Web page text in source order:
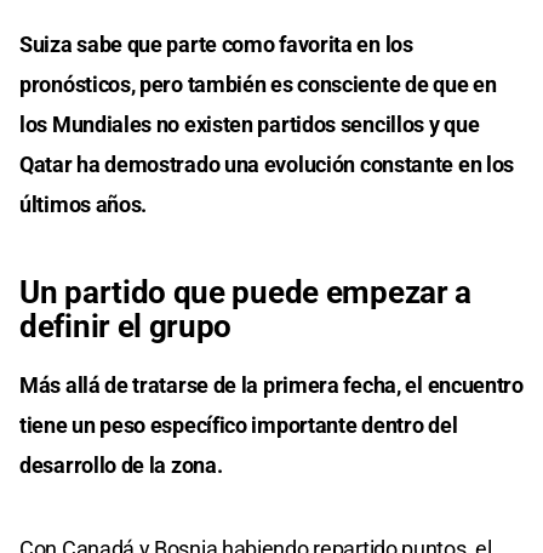
Suiza sabe que parte como favorita en los
pronósticos, pero también es consciente de que en
los Mundiales no existen partidos sencillos y que
Qatar ha demostrado una evolución constante en los
últimos años.
Un partido que puede empezar a
definir el grupo
Más allá de tratarse de la primera fecha, el encuentro
tiene un peso específico importante dentro del
desarrollo de la zona.